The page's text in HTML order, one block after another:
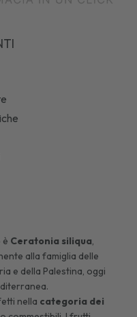
è Ceratonia siliqua,
alla famiglia delle
e della Palestina, oggi
nella categoria dei